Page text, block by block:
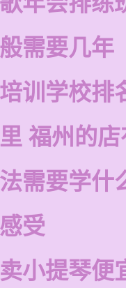
需要几年
训学校排
福州的
需要学什
受
小提琴便